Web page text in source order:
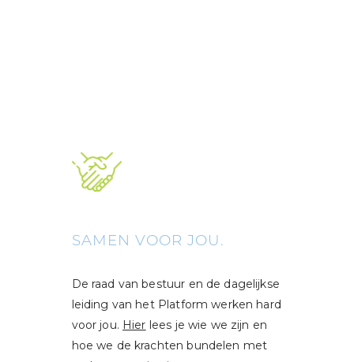
SAMEN VOOR JOU.
De raad van bestuur en de dagelijkse
leiding van het Platform werken hard
voor jou. Hier lees je wie we zijn en
hoe we de krachten bundelen met